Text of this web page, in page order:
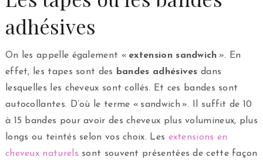
adhésives
On les appelle également « extension sandwich ». En
effet, les tapes sont des
bandes adhésives dans
lesquelles les cheveux sont collés. Et ces bandes sont
autocollantes. D’où le terme « sandwich ». Il suffit de 10
à 15 bandes pour avoir des cheveux plus volumineux, plus
longs ou teintés selon vos choix. Les extensions en
cheveux naturels sont souvent présentées de cette façon